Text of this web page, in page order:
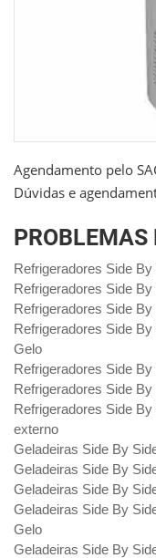
Agendamento pelo
Dúvidas e
PROBLEMAS
Refrigeradores Side By
Refrigeradores Side
Refrigeradores Side
Refrigeradores Side
Gelo
Refrigeradores Side
Refrigeradores Side
Refrigeradores Side
externo
Geladeiras Side By
Geladeiras Side By
Geladeiras Side By
Geladeiras Side By
Gelo
Geladeiras Side By